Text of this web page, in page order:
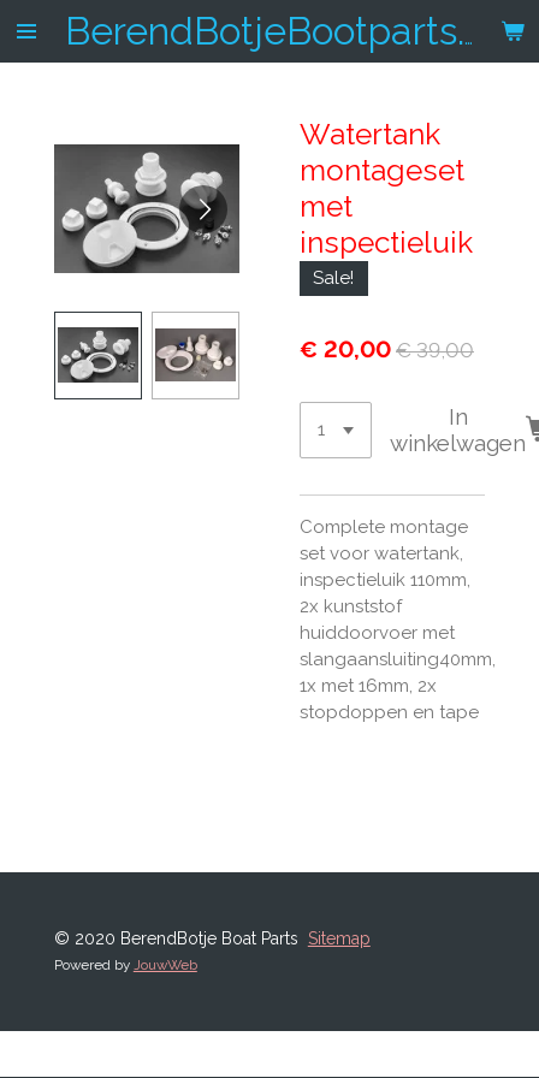
Ga
BerendBotjeBootparts.nl
Watertank
montageset
met
inspectieluik
Sale!
€ 20,00 € 39,00
In
winkelwagen
Complete montage
set voor watertank,
inspectieluik 110mm,
2x kunststof
huiddoorvoer met
slangaansluiting40mm,
1x met 16mm, 2x
stopdoppen en tape
© 2020 BerendBotje Boat Parts Sitemap
Powered by JouwWeb